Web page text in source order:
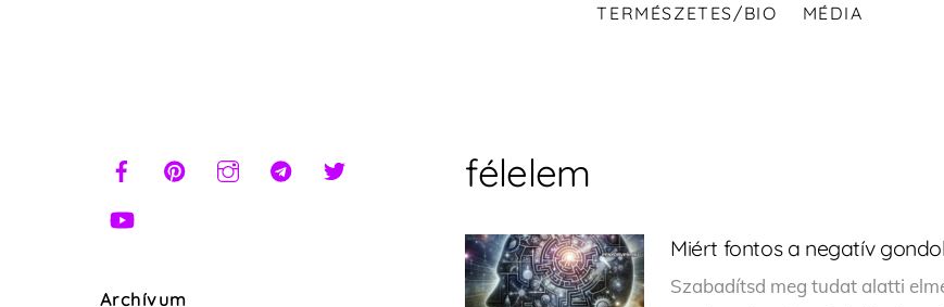
TERMÉSZETES/BIO MÉDIA
félelem
Miért fontos a negatív
Szabadítsd meg tudat alatti
Archívum